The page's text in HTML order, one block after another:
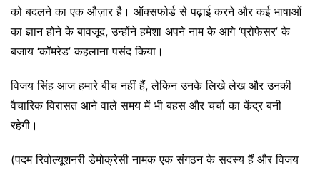
को बदलने का एक औज़ार है। ऑक्सफोर्ड से पढ़ाई करने और कई भाषाओं
का ज्ञान होने के बावजूद, उन्होंने हमेशा अपने नाम के आगे ‘प्रोफेसर’ के
बजाय ‘कॉमरेड’ कहलाना पसंद किया।
विजय सिंह आज हमारे बीच नहीं हैं, लेकिन उनके लिखे लेख और उनकी
वैचारिक विरासत आने वाले समय में भी बहस और चर्चा का केंद्र बनी
रहेगी।
(पदम रिवोल्यूशनरी डेमोक्रेसी नामक एक संगठन के सदस्य हैं और विजय